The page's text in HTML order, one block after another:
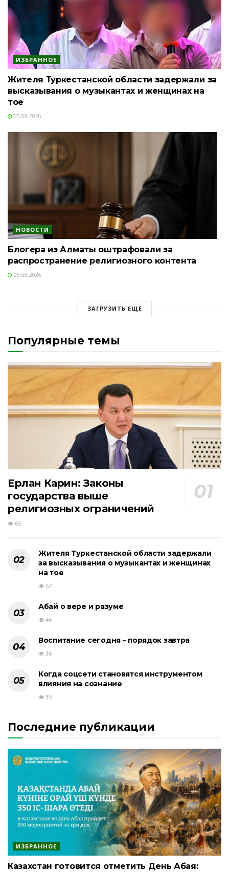
ИЗБРАННОЕ
Жителя Туркестанской области задержали за
высказывания о музыкантах и женщинах на
тое
05.08.2026
НОВОСТИ
Блогера из Алматы оштрафовали за
распространение религиозного контента
05.08.2026
ЗАГРУЗИТЬ ЕЩЕ
Популярные темы
Ерлан Карин: Законы
государства выше
религиозных ограничений
65
Жителя Туркестанской области задержали
за высказывания о музыкантах и женщинах
на тое
57
Абай о вере и разуме
46
Воспитание сегодня – порядок завтра
36
Когда соцсети становятся инструментом
влияния на сознание
35
Последние публикации
ИЗБРАННОЕ
Казахстан готовится отметить День Абая: